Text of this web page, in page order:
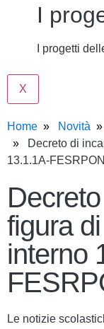
I
I progetti
X
Home Novità
Decreto di
13.1.1A-
figura
interno
Le notizie